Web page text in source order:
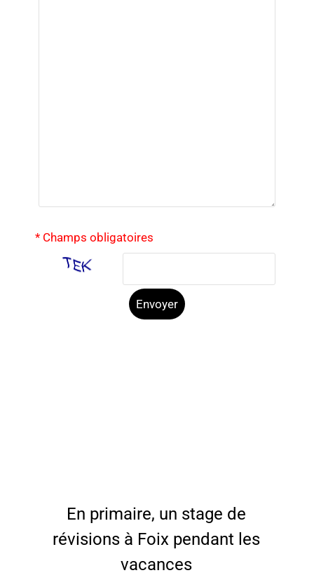
* Champs obligatoires
Envoyer
En primaire, un stage de
révisions à Foix pendant les
vacances